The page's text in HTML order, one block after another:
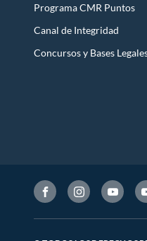
Programa CMR Puntos
Canal de Integridad
Concursos y Bases